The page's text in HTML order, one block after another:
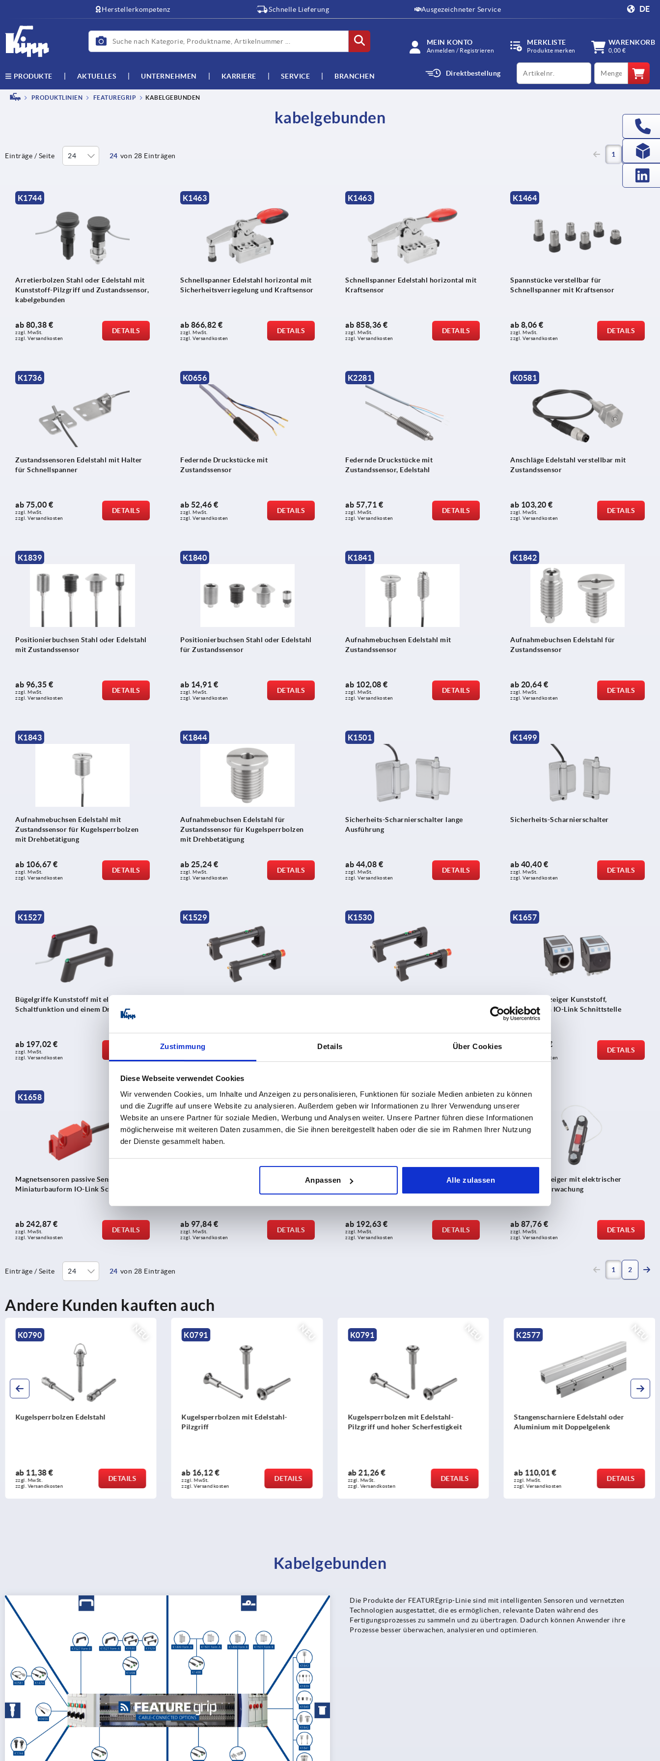
Zustimmung Details Über Cookies
Diese Webseite verwendet Cookies
Wir verwenden Cookies, um Inhalte und Anzeigen zu personalisieren, Funktionen für soziale Medien anbieten zu können
und die Zugriffe auf unsere Website zu analysieren. Außerdem geben wir Informationen zu Ihrer Verwendung unserer
Website an unsere Partner für soziale Medien, Werbung und Analysen weiter. Unsere Partner führen diese Informationen
möglicherweise mit weiteren Daten zusammen, die Sie ihnen bereitgestellt haben oder die sie im Rahmen Ihrer Nutzung
der Dienste gesammelt haben.
Anpassen Alle zulassen
Herstellerkompetenz Schnelle Lieferung Ausgezeichneter Service DE
MEIN KONTO
Anmelden / Registrieren
MERKLISTE
Produkte merken
WARENKORB
0,00 €
PRODUKTE AKTUELLES UNTERNEHMEN KARRIERE SERVICE BRANCHEN Direktbestellung
productCode qty
PRODUKTLINIEN FEATUREGRIP KABELGEBUNDEN
kabelgebunden
Einträge / Seite 24 von 28 Einträgen 1 (current)
K1744
Arretierbolzen Stahl oder Edelstahl mit
Kunststoff-Pilzgriff und Zustandssensor,
kabelgebunden
ab 80,38 €
zzgl. MwSt.
zzgl. Versandkosten
DETAILS
K1463
Schnellspanner Edelstahl horizontal mit
Sicherheitsverriegelung und Kraftsensor
ab 866,82 €
zzgl. MwSt.
zzgl. Versandkosten
DETAILS
K1463
Schnellspanner Edelstahl horizontal mit
Kraftsensor
ab 858,36 €
zzgl. MwSt.
zzgl. Versandkosten
DETAILS
K1464
Spannstücke verstellbar für
Schnellspanner mit Kraftsensor
ab 8,06 €
zzgl. MwSt.
zzgl. Versandkosten
DETAILS
K1736
Zustandssensoren Edelstahl mit Halter
für Schnellspanner
ab 75,00 €
zzgl. MwSt.
zzgl. Versandkosten
DETAILS
K0656
Federnde Druckstücke mit
Zustandssensor
ab 52,46 €
zzgl. MwSt.
zzgl. Versandkosten
DETAILS
K2281
Federnde Druckstücke mit
Zustandssensor, Edelstahl
ab 57,71 €
zzgl. MwSt.
zzgl. Versandkosten
DETAILS
K0581
Anschläge Edelstahl verstellbar mit
Zustandssensor
ab 103,20 €
zzgl. MwSt.
zzgl. Versandkosten
DETAILS
K1839
Positionierbuchsen Stahl oder Edelstahl
mit Zustandssensor
ab 96,35 €
zzgl. MwSt.
zzgl. Versandkosten
DETAILS
K1840
Positionierbuchsen Stahl oder Edelstahl
für Zustandssensor
ab 14,91 €
zzgl. MwSt.
zzgl. Versandkosten
DETAILS
K1841
Aufnahmebuchsen Edelstahl mit
Zustandssensor
ab 102,08 €
zzgl. MwSt.
zzgl. Versandkosten
DETAILS
K1842
Aufnahmebuchsen Edelstahl für
Zustandssensor
ab 20,64 €
zzgl. MwSt.
zzgl. Versandkosten
DETAILS
K1843
Aufnahmebuchsen Edelstahl mit
Zustandssensor für Kugelsperrbolzen
mit Drehbetätigung
ab 106,67 €
zzgl. MwSt.
zzgl. Versandkosten
DETAILS
K1844
Aufnahmebuchsen Edelstahl für
Zustandssensor für Kugelsperrbolzen
mit Drehbetätigung
ab 25,24 €
zzgl. MwSt.
zzgl. Versandkosten
DETAILS
K1501
Sicherheits-Scharnierschalter lange
Ausführung
ab 44,08 €
zzgl. MwSt.
zzgl. Versandkosten
DETAILS
K1499
Sicherheits-Scharnierschalter
ab 40,40 €
zzgl. MwSt.
zzgl. Versandkosten
DETAILS
K1527
Bügelgriffe Kunststoff mit elektrischer
Schaltfunktion und einem Drucktaster
ab 197,02 €
zzgl. MwSt.
zzgl. Versandkosten
K1529
ab294,55 €
zzgl. MwSt.
K1530
DETAILS
K1657
Positionsanzeiger Kunststoff,
elektronisch IO-Link Schnittstelle
406,44 €
zzgl. Versandkosten
DETAILS
K1658
Magnetsensoren passive Sensoren,
Miniaturbauform IO-Link Schnittstelle
ab 242,87 €
zzgl. MwSt.
zzgl. Versandkosten
DETAILS
K1428
ab 97,84 €
zzgl. MwSt.
zzgl. Versandkosten
DETAILS
K1430
Ölstandsanzeiger mit elektrischer
ab 192,63 €
zzgl. MwSt.
zzgl. Versandkosten
DETAILS
K1425
Ölstandsanzeiger mit elektrischer
Ölstandsüberwachung
ab 87,76 €
zzgl. MwSt.
zzgl. Versandkosten
DETAILS
Einträge / Seite 24 von 28 Einträgen 1 (current)
2
Andere Kunden kauften auch
NEU
K0791
Kugelsperrbolzen mit Edelstahl-
ab16,12 €
zzgl. MwSt.
zzgl. Versandkosten
DETAILS
NEU
K0791
Kugelsperrbolzen mit Edelstahl-
Pilzgriff und hoher Scherfestigkeit
ab21,26 €
zzgl. MwSt.
zzgl. Versandkosten
DETAILS
NEU
K2577
Stangenscharniere Edelstahl oder
Aluminium mit Doppelgelenk
ab110,01 €
zzgl. MwSt.
zzgl. Versandkosten
DETAILS
NEU
K2576
Stangenscharniere Stahl, innenliegend,
mit Schwanenhals und Öffnungswinkel
ab70,09 €
zzgl. MwSt.
zzgl. Versandkosten
DETAILS
Kabelgebunden
Die Produkte der FEATUREgrip-Linie sind mit intelligenten Sensoren und vernetzten
Technologien ausgestattet, die es ermöglichen, relevante Daten während des
Fertigungsprozesses zu sammeln und zu übertragen. Dadurch können Anwender ihre
Prozesse besser überwachen, analysieren und optimieren.